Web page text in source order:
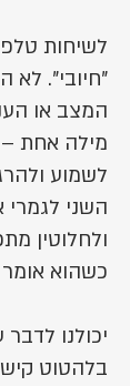
לשיחות
"חיובי". לא
המצב או
מילה אחת –
לשמוע
השני לגמרי
ולחלוטין
כשהוא אומר
יכולנו
בלהטוט